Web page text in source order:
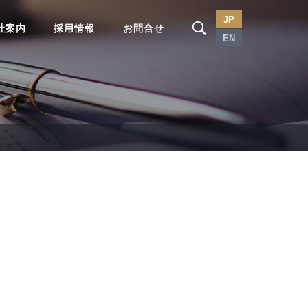
案内 採用情報 お問合せ
JP
EN